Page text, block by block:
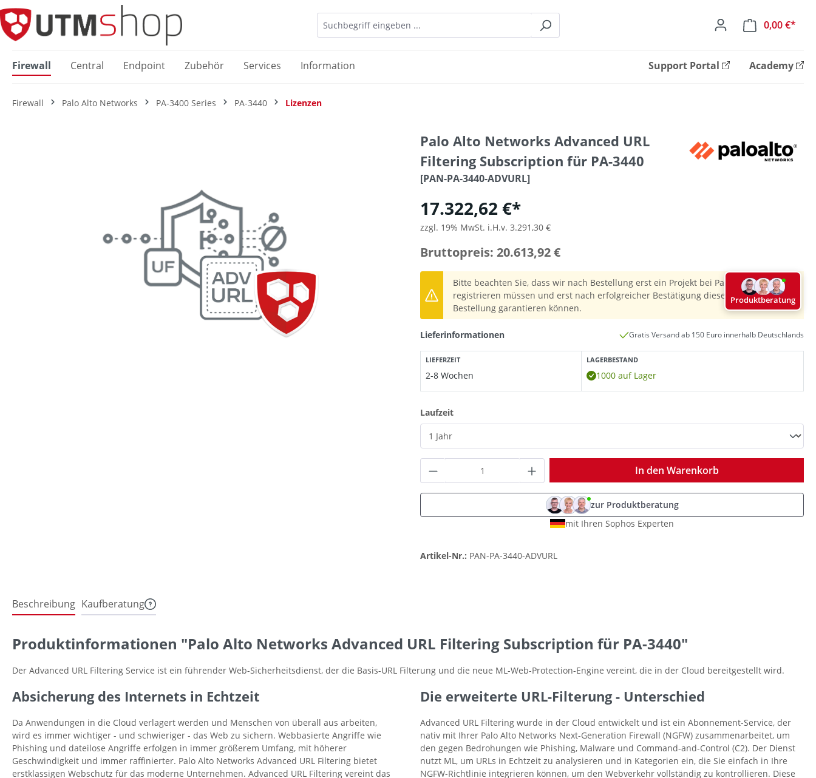
Zur Hauptnavigation springen
0,00 €*
Firewall Central Endpoint Zubehör Services Information Support Portal Academy
Firewall Palo Alto Networks PA-3400 Series PA-3440 Lizenzen
Palo Alto Networks Advanced URL
Filtering Subscription für PA-3440
[PAN-PA-3440-ADVURL]
17.322,62 €*
zzgl. 19% MwSt. i.H.v. 3.291,30 €
Bruttopreis: 20.613,92 €
Bitte beachten Sie, dass wir nach Bestellung erst ein Projekt bei Palo Alto Networks
registrieren müssen und erst nach erfolgreicher Bestätigung diesen Preis & die
Bestellung garantieren können.
Lieferinformationen Gratis Versand ab 150 Euro innerhalb Deutschlands
LIEFERZEIT
2-8 Wochen
LAGERBESTAND
1000 auf Lager
Laufzeitauswählen
Produkt Anzahl: Gib den gewünschten Wert ein oder
In den Warenkorb
zur Produktberatung
mit Ihren Sophos Experten
Artikel-Nr.: PAN-PA-3440-ADVURL
Beschreibung Kaufberatung
Produktinformationen "Palo Alto Networks Advanced URL Filtering Subscription für PA-3440"
Der Advanced URL Filtering Service ist ein führender Web-Sicherheitsdienst, der die Basis-URL Filterung und die neue ML-Web-Protection-Engine vereint, die in der Cloud bereitgestellt wird.
Absicherung des Internets in Echtzeit
Da Anwendungen in die Cloud verlagert werden und Menschen von überall aus arbeiten,
wird es immer wichtiger - und schwieriger - das Web zu sichern. Webbasierte Angriffe wie
Phishing und dateilose Angriffe erfolgen in immer größerem Umfang, mit höherer
Geschwindigkeit und immer raffinierter. Palo Alto Networks Advanced URL Filtering bietet
erstklassigen Webschutz für das moderne Unternehmen. Advanced URL Filtering vereint das
Die erweiterte URL-Filterung - Unterschied
Advanced URL Filtering wurde in der Cloud entwickelt und ist ein Abonnement-Service, der
nativ mit Ihrer Palo Alto Networks Next-Generation Firewall (NGFW) zusammenarbeitet, um
den gegen Bedrohungen wie Phishing, Malware und Command-and-Control (C2). Der Dienst
nutzt ML, um URLs in Echtzeit zu analysieren und in Kategorien ein, die Sie einfach in Ihre
NGFW-Richtlinie integrieren können, um den Webverkehr vollständig zu kontrollieren. Diese
Produktberatung